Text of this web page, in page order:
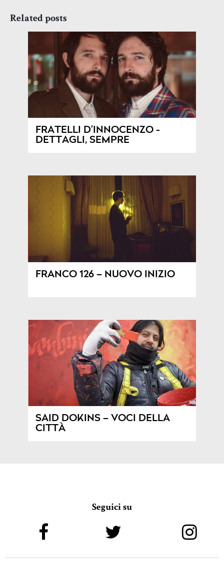
Related posts
FRATELLI D’INNOCENZO -
DETTAGLI, SEMPRE
FRANCO 126 – NUOVO INIZIO
SAID DOKINS – VOCI DELLA
CITTÀ
Seguici su